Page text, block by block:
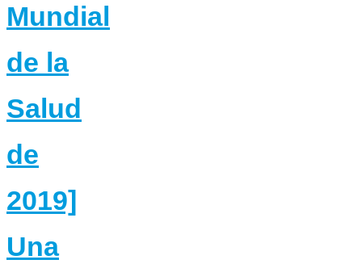
Mundial
de la
Salud
de
2019]
Una